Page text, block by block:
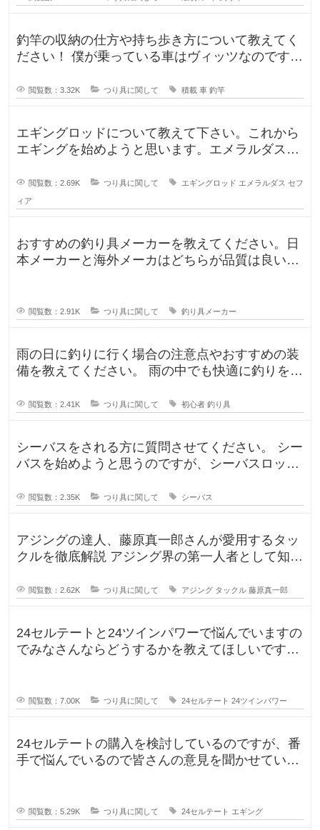
釣竿の収納の仕方や持ち歩き方について教えてく
ださい！ 僕が乗っている車はヴィッツなのです
閲覧数：3.32K つり具に関して 積載 車 釣竿
エギングロッドについて教えて下さい。これから
エギングを始めようと思います。エメラルダスや
閲覧数：2.69K つり具に関して エギングロッド エメラルダス セフ
ィア
おすすめの釣り具メーカーを教えてください。日
本メーカーと海外メーカはどちらが品質は良いで
閲覧数：2.91K つり具に関して 釣り具メーカー
雨の日に釣りに行く場合の注意点やおすすめの装
備を教えてください。 雨の中でも快適に釣りを楽
閲覧数：2.41K つり具に関して 初心者 釣り具
シーバスをされる方に質問させてください。 シー
バスを始めようと思うのですが、シーバスロッド
閲覧数：2.35K つり具に関して シーバス
アジングの達人、藤原真一郎さんが愛用するタッ
クルを徹底解説 アジング界の第一人者として知ら
閲覧数：2.62K つり具に関して アジング タックル 藤原真一郎
24セルテートと24ツインパワーで悩んでいますの
でみなさんならどうするかを教えてほしいです。
閲覧数：7.00K つり具に関して 24セルテート 24ツインパワー
24セルテートの購入を検討しているのですが、番
手で悩んでいるので皆さんの意見を聞かせていた
閲覧数：5.29K つり具に関して 24セルテート エギング